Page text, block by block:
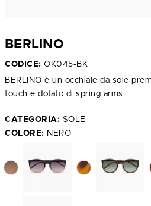
BERLINO
CODICE: OK045-BK
BERLINO è un occhiale da sole
touch e dotato di spring arms.
CATEGORIA: SOLE
COLORE: NERO